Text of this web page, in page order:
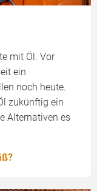
mit Öl. Vor
ein
noch heute.
zukünftig ein
Alternativen es